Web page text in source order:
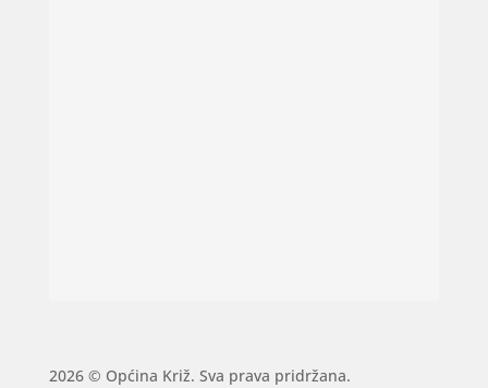
2026 © Općina Križ. Sva prava pridržana.